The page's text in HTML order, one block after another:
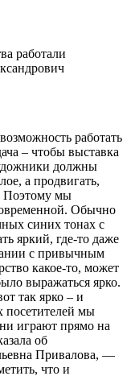
работали
работать
– чтобы выставка
должны
а продвигать,
Поэтому мы
Обычно
синих тонах с
яркий, где-то даже
с привычным
какое-то, может
выражаться ярко.
так ярко – и
посетителей мы
играют прямо на
об
Привалова, —
что и